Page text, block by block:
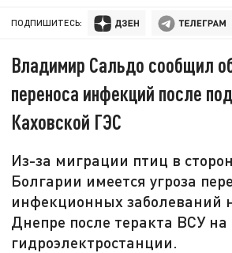
ПОДПИШИТЕСЬ:
Владимир Сальдо сообщил
переноса инфекций после
Каховской ГЭС
Из-за миграции птиц в
Болгарии имеется угроза
инфекционных заболеваний
Днепре после теракта ВСУ на
гидроэлектростанции.